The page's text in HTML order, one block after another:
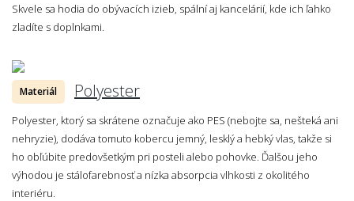
Skvele sa hodia do obývacích izieb, spální aj kancelárií, kde ich ľahko
zladíte s doplnkami.
Materiál Polyester
Polyester, ktorý sa skrátene označuje ako PES (nebojte sa, nešteká ani
nehryzie), dodáva tomuto kobercu jemný, lesklý a hebký vlas, takže si
ho obľúbite predovšetkým pri posteli alebo pohovke. Ďalšou jeho
výhodou je stálofarebnosť a nízka absorpcia vlhkosti z okolitého
interiéru.